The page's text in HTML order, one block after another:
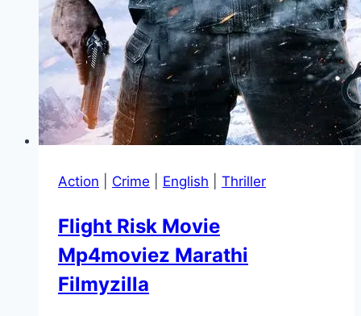
Action Crime English Thriller
Flight Risk Movie
Mp4moviez Marathi
Filmyzilla